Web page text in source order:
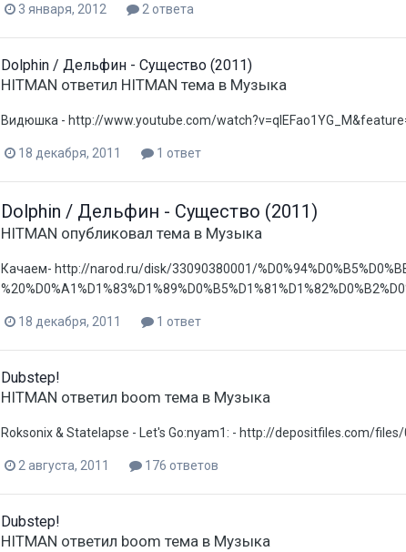
3 января, 2012 2 ответа
Dolphin / Дельфин - Существо (2011)
HITMAN ответил HITMAN тема в Музыка
Видюшка - http://www.youtube.com/
18 декабря, 2011 1 ответ
Dolphin / Дельфин - Существо (2011)
HITMAN опубликовал тема в Музыка
Качаем- http://narod.ru/disk/33090380001/
18 декабря, 2011 1 ответ
Dubstep!
HITMAN ответил boom тема в Музыка
Roksonix & Statelapse - Let's Go:nyam1: - http://depositfiles.com/
2 августа, 2011 176 ответов
Dubstep!
HITMAN ответил boom тема в Музыка